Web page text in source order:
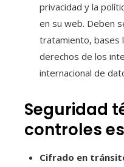
privacidad y la
en su web. Deben
tratamiento, bases
derechos de los
internacional de
Seguridad
controles
Cifrado en